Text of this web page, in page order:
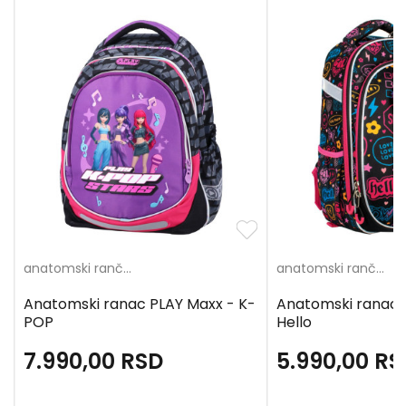
anatomski rančevi
Anatomski ranac PLAY Maxx - K-
POP
7.990,00 RSD
anatomski rančevi
Anatomski ranac
Hello
5.990,00